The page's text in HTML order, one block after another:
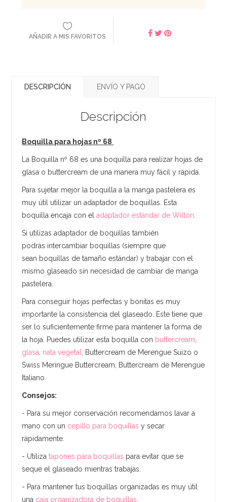
AÑADIR A MIS FAVORITOS
DESCRIPCIÓN ENVÍO Y PAGO
Descripción
Boquilla para hojas nº 68
La Boquilla nº 68 es una boquilla para realizar hojas de
glasa o buttercream de una manera muy fácil y rápida.
Para sujetar mejor la boquilla a la manga pastelera es
muy útil utilizar un adaptador de boquillas. Esta
boquilla encaja con eladaptador estándar de Wilton
Si utilizas adaptador de boquillas también
podrás intercambiar boquillas (siempre que
sean boquillas de tamaño estándar) y trabajar con el
mismo glaseado sin necesidad de cambiar de manga
pastelera.
Para conseguir hojas perfectas y bonitas es muy
importante la consistencia del glaseado. Este tiene que
ser lo suficientemente firme para mantener la forma de
la hoja. Puedes utilizar esta boquilla con buttercream
glasa nata vegetal
, Buttercream de Merengue Suizo o
Swiss Meringue Buttercream, Buttercream de Merengue
Italiano.
Consejos:
- Para su mejor conservación recomendamos lavar a
mano con un cepillo para boquillas y secar
rápidamente.
- Utilizatapones para boquillas para evitar que se
seque el glaseado mientras trabajas.
- Para mantener tus boquillas organizadas es muy útil
una caja organizadora de boquillas